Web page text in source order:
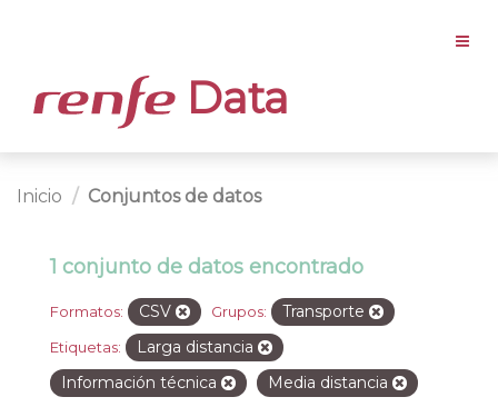
Data
Inicio Conjuntos de datos
1 conjunto de datos encontrado
Formatos: CSV Grupos: Transporte
Etiquetas:
Larga distancia
Información técnica
Media distancia